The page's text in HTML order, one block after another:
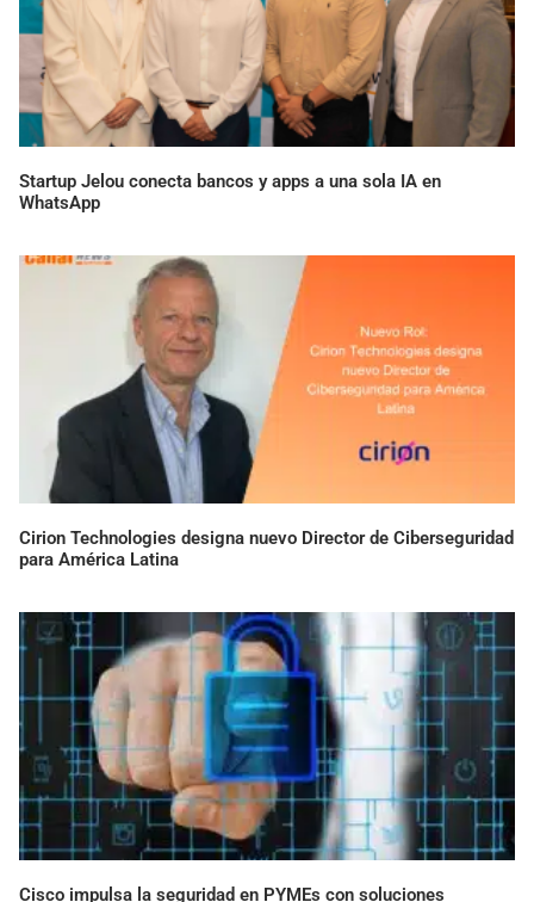
Startup Jelou conecta bancos y apps a una sola IA en
WhatsApp
Cirion Technologies designa nuevo Director de Ciberseguridad
para América Latina
Cisco impulsa la seguridad en PYMEs con soluciones